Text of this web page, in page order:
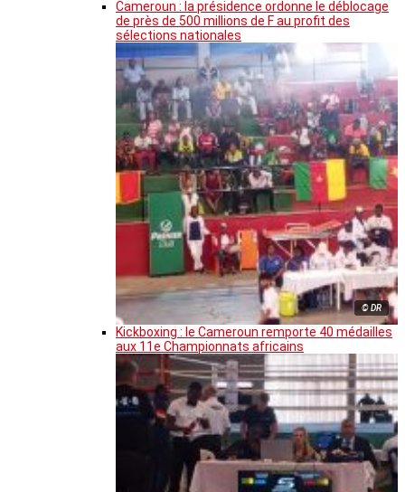
Cameroun : la présidence ordonne le déblocage
de près de 500 millions de F au profit des
sélections nationales
© DR
Kickboxing : le Cameroun remporte 40 médailles
aux 11e Championnats africains